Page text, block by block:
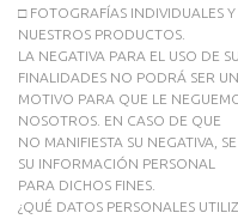
□ FOTOGRAFÍAS INDIVIDUALES
NUESTROS PRODUCTOS.
LA NEGATIVA PARA EL USO DE
FINALIDADES NO PODRÁ SER UN
MOTIVO PARA QUE LE
NOSOTROS. EN CASO DE QUE
NO MANIFIESTA SU NEGATIVA,
SU INFORMACIÓN PERSONAL
PARA DICHOS FINES.
¿QUÉ DATOS PERSONALES